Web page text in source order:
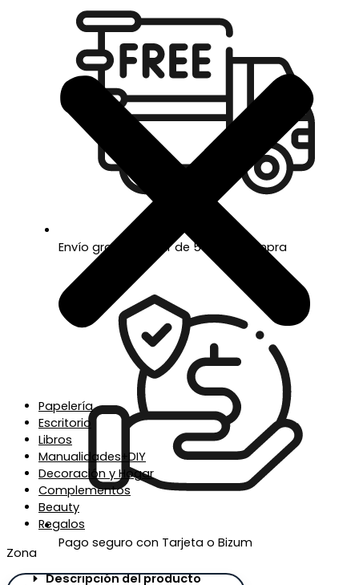
Papelería
Escritorio
Libros
Manualidades+DIY
Decoración y Hogar
Complementos
Beauty
Regalos
Zona
Envío gratis a partir de 50€ de compra
Pago seguro con Tarjeta o Bizum
Descripción del producto